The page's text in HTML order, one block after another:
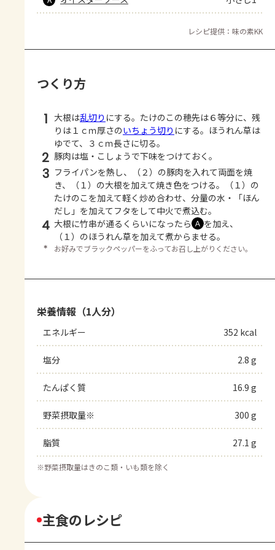
レシピ提供：味の素KK
つくり方
1 大根は乱切り にする。たけのこの穂先は６等分に、残
りは１ｃｍ厚さのいちょう切り にする。ほうれん草は
ゆでて、３ｃｍ長さに切る。
2 豚肉は塩・こしょうで下味をつけておく。
3 フライパンを熱し、（２）の豚肉を入れて両面を焼
き、（１）の大根を加えて焼き色をつける。（１）の
たけのこを加えて軽く炒め合わせ、分量の水・「ほん
だし」を加えてフタをして中火で煮込む。
4 大根に竹串が通るくらいになったら Ａ を加え、
（１）のほうれん草を加えて煮からませる。
＊ お好みでブラックペッパーをふってお召し上がりください。
栄養情報（1人分）
エネルギー 352 kcal
塩分 2.8 g
たんぱく質 16.9 g
野菜摂取量※ 300 g
脂質 27.1 g
※野菜摂取量はきのこ類・いも類を除く
主食のレシピ